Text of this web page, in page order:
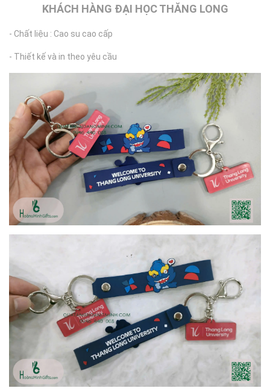
KHÁCH HÀNG ĐẠI HỌC THĂNG LONG
- Chất liệu : Cao su cao cấp
- Thiết kế và in theo yêu cầu